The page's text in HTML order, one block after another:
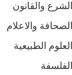
الشرع والقانون
الصحافة والاعلام
العلوم الطبيعية
الفلسفة